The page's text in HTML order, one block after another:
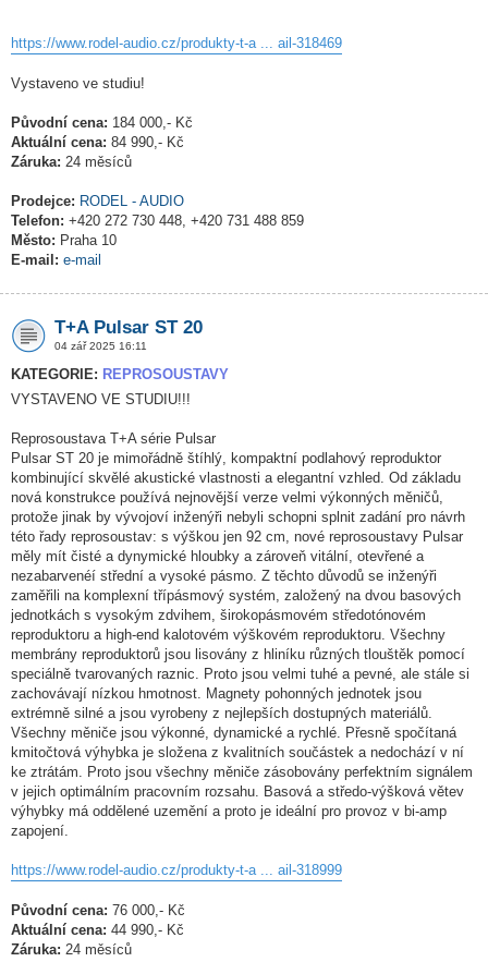
https://www.rodel-audio.cz/produkty-t-a ... ail-318469
Vystaveno ve studiu!
Původní cena: 184 000,- Kč
Aktuální cena: 84 990,- Kč
Záruka: 24 měsíců
Prodejce: RODEL - AUDIO
Telefon: +420 272 730 448, +420 731 488 859
Město: Praha 10
E-mail: e-mail
T+A Pulsar ST 20
04 zář 2025 16:11
KATEGORIE: REPROSOUSTAVY
VYSTAVENO VE STUDIU!!!
Reprosoustava T+A série Pulsar
Pulsar ST 20 je mimořádně štíhlý, kompaktní podlahový reproduktor
kombinující skvělé akustické vlastnosti a elegantní vzhled. Od základu
nová konstrukce používá nejnovější verze velmi výkonných měničů,
protože jinak by vývojoví inženýři nebyli schopni splnit zadání pro návrh
této řady reprosoustav: s výškou jen 92 cm, nové reprosoustavy Pulsar
měly mít čisté a dynymické hloubky a zároveň vitální, otevřené a
nezabarvenéí střední a vysoké pásmo. Z těchto důvodů se inženýři
zaměřili na komplexní třípásmový systém, založený na dvou basových
jednotkách s vysokým zdvihem, širokopásmovém středotónovém
reproduktoru a high-end kalotovém výškovém reproduktoru. Všechny
membrány reproduktorů jsou lisovány z hliníku různých tlouštěk pomocí
speciálně tvarovaných raznic. Proto jsou velmi tuhé a pevné, ale stále si
zachovávají nízkou hmotnost. Magnety pohonných jednotek jsou
extrémně silné a jsou vyrobeny z nejlepších dostupných materiálů.
Všechny měniče jsou výkonné, dynamické a rychlé. Přesně spočítaná
kmitočtová výhybka je složena z kvalitních součástek a nedochází v ní
ke ztrátám. Proto jsou všechny měniče zásobovány perfektním signálem
v jejich optimálním pracovním rozsahu. Basová a středo-výšková větev
výhybky má oddělené uzemění a proto je ideální pro provoz v bi-amp
zapojení.
https://www.rodel-audio.cz/produkty-t-a ... ail-318999
Původní cena: 76 000,- Kč
Aktuální cena: 44 990,- Kč
Záruka: 24 měsíců